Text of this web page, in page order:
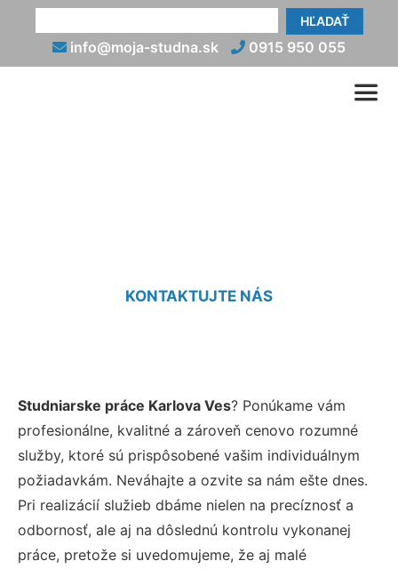
HĽADAŤ
info@moja-studna.sk 0915 950 055
KONTAKTUJTE NÁS
Studniarske práce Karlova Ves? Ponúkame vám
profesionálne, kvalitné a zároveň cenovo rozumné
služby, ktoré sú prispôsobené vašim individuálnym
požiadavkám. Neváhajte a ozvite sa nám ešte dnes.
Pri realizácií služieb dbáme nielen na precíznosť a
odbornosť, ale aj na dôslednú kontrolu vykonanej
práce, pretože si uvedomujeme, že aj malé